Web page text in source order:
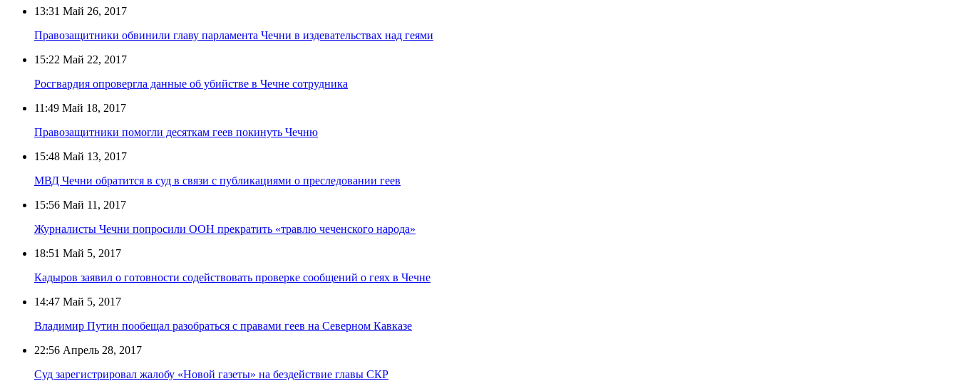
13:31 Май 26, 2017
Правозащитники обвинили главу парламента Чечни в издевательствах над геями
15:22 Май 22, 2017
Росгвардия опровергла данные об убийстве в Чечне сотрудника
11:49 Май 18, 2017
Правозащитники помогли десяткам геев покинуть Чечню
15:48 Май 13, 2017
МВД Чечни обратится в суд в связи с публикациями о преследовании геев
15:56 Май 11, 2017
Журналисты Чечни попросили ООН прекратить «травлю чеченского народа»
18:51 Май 5, 2017
Кадыров заявил о готовности содействовать проверке сообщений о геях в Чечне
14:47 Май 5, 2017
Владимир Путин пообещал разобраться с правами геев на Северном Кавказе
22:56 Апрель 28, 2017
Суд зарегистрировал жалобу «Новой газеты» на бездействие главы СКР